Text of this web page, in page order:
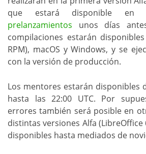
que estará disponible
prelanzamientos unos días
compilaciones estarán
RPM), macOS y Windows, y se
con la versión de producción.
Los mentores estarán disponibles
hasta las 22:00 UTC. Por
errores también será posible en
distintas versiones Alfa (LibreOffice
disponibles hasta mediados de